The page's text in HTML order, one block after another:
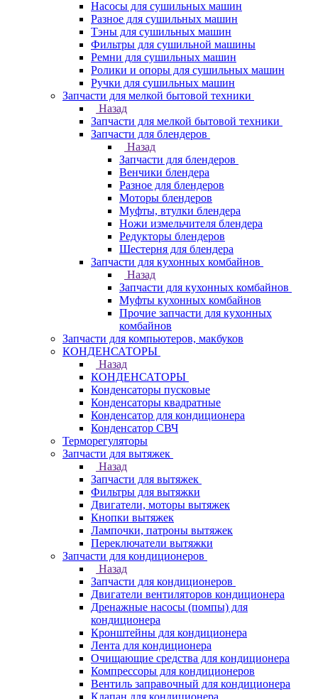
Насосы для сушильных машин
Разное для сушильных машин
Тэны для сушильных машин
Фильтры для сушильной машины
Ремни для сушильных машин
Ролики и опоры для сушильных машин
Ручки для сушильных машин
Запчасти для мелкой бытовой техники
Назад
Запчасти для мелкой бытовой техники
Запчасти для блендеров
Назад
Запчасти для блендеров
Венчики блендера
Разное для блендеров
Моторы блендеров
Муфты, втулки блендера
Ножи измельчителя блендера
Редукторы блендеров
Шестерня для блендера
Запчасти для кухонных комбайнов
Назад
Запчасти для кухонных комбайнов
Муфты кухонных комбайнов
Прочие запчасти для кухонных
комбайнов
Запчасти для компьютеров, макбуков
КОНДЕНСАТОРЫ
Назад
КОНДЕНСАТОРЫ
Конденсаторы пусковые
Конденсаторы квадратные
Конденсатор для кондиционера
Конденсатор СВЧ
Терморегуляторы
Запчасти для вытяжек
Назад
Запчасти для вытяжек
Фильтры для вытяжки
Двигатели, моторы вытяжек
Кнопки вытяжек
Лампочки, патроны вытяжек
Переключатели вытяжки
Запчасти для кондиционеров
Назад
Запчасти для кондиционеров
Двигатели вентиляторов кондиционера
Дренажные насосы (помпы) для
кондиционера
Кронштейны для кондиционера
Лента для кондиционера
Очищающие средства для кондиционера
Компрессоры для кондиционеров
Вентиль заправочный для кондиционера
Клапан для кондиционера